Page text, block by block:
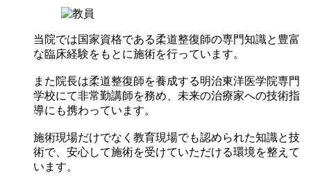
当院では国家資格である柔道整復師の専門知識と豊富
な臨床経験をもとに施術を行っています。
また院長は柔道整復師を養成する明治東洋医学院専門
学校にて非常勤講師を務め、未来の治療家への技術指
導にも携わっています。
施術現場だけでなく教育現場でも認められた知識と技
術で、安心して施術を受けていただける環境を整えて
います。